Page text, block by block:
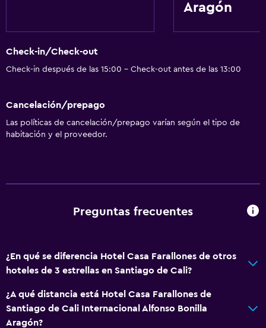
Aragón
Check-in/Check-out
Check-in después de las 15:00 - Check-out antes de las 13:00
Cancelación/prepago
Las políticas de cancelación/prepago varían según el tipo de
habitación y el proveedor.
Preguntas frecuentes
¿En qué se diferencia Hotel Casa Farallones de otros
hoteles de 3 estrellas en Santiago de Cali?
¿A qué distancia está Hotel Casa Farallones de
Santiago de Cali Internacional Alfonso Bonilla
Aragón?